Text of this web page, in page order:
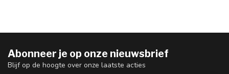
Abonneer je op onze nieuwsbrief
Blijf op de hoogte over onze laatste acties